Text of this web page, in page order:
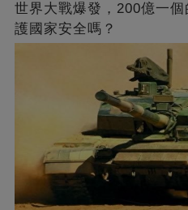
世界大戰爆發，200億一
護國家安全嗎？